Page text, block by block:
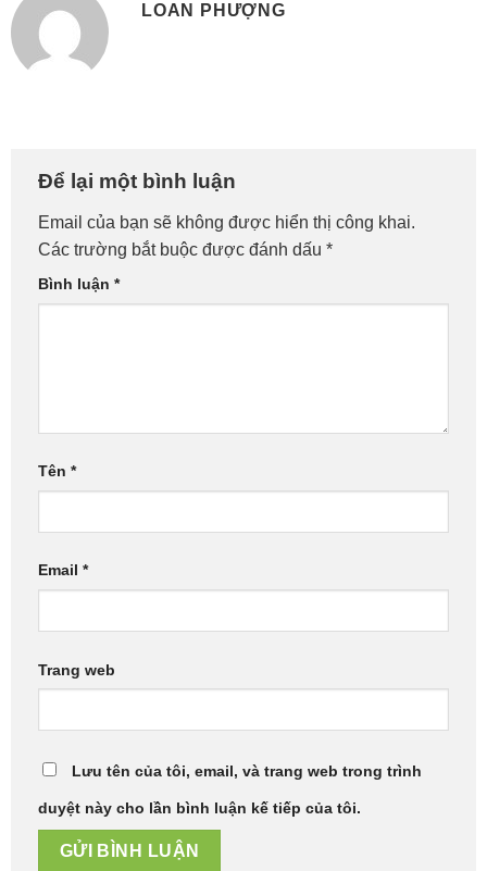
LOAN PHƯỢNG
Để lại một bình luận
Email của bạn sẽ không được hiển thị công khai.
Các trường bắt buộc được đánh dấu *
Bình luận *
Tên *
Email *
Trang web
Lưu tên của tôi, email, và trang web trong trình
duyệt này cho lần bình luận kế tiếp của tôi.